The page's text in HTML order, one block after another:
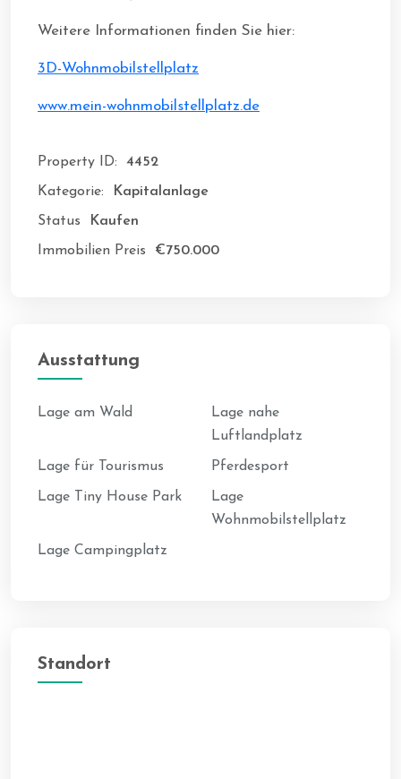
Weitere Informationen finden Sie hier:
3D-Wohnmobilstellplatz
www.mein-wohnmobilstellplatz.de
Property ID: 4452
Kategorie: Kapitalanlage
Status Kaufen
Immobilien Preis €750.000
Ausstattung
Lage am Wald
Lage nahe
Luftlandplatz
Lage für Tourismus Pferdesport
Lage Tiny House Park
Lage
Wohnmobilstellplatz
Lage Campingplatz
Standort